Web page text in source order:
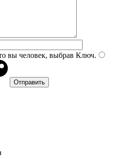
вы человек, выбрав Ключ.